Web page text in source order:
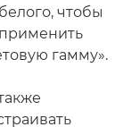
чтобы
гамму».